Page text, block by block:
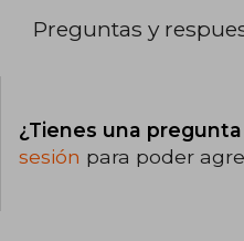
Preguntas y
¿Tienes una
sesión para poder